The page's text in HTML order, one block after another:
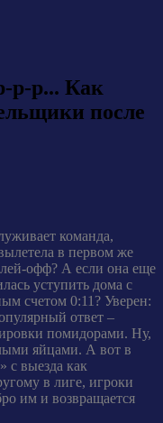
р-р... Как
после
команда,
в первом же
офф? А если она еще
уступить дома с
счетом 0:11? Уверен:
ответ –
помидорами. Ну,
яйцами. А вот в
с выезда как
в лиге, игроки
им и возвращается